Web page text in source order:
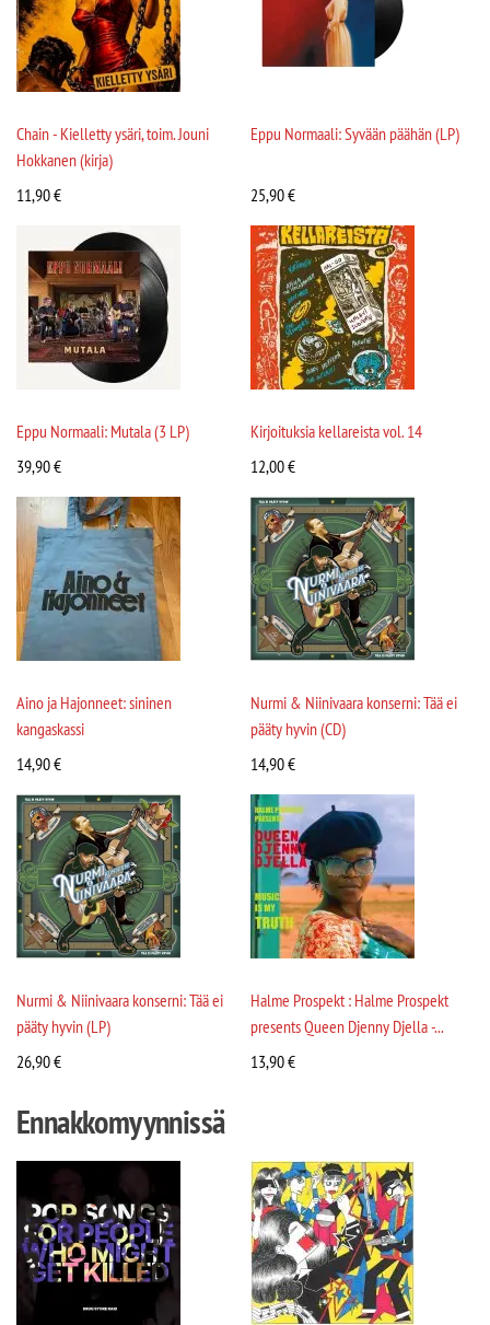
Chain - Kielletty ysäri, toim. Jouni
Hokkanen (kirja)
11,90€
Eppu Normaali: Syvään päähän (LP)
25,90€
Eppu Normaali: Mutala (3 LP)
39,90€
Kirjoituksia kellareista vol. 14
12,00€
Aino ja Hajonneet: sininen
kangaskassi
14,90€
Nurmi & Niinivaara konserni: Tää ei
pääty hyvin (CD)
14,90€
Nurmi & Niinivaara konserni: Tää ei
pääty hyvin (LP)
26,90€
Halme Prospekt : Halme Prospekt
presents Queen Djenny Djella -...
13,90€
Ennakkomyynnissä